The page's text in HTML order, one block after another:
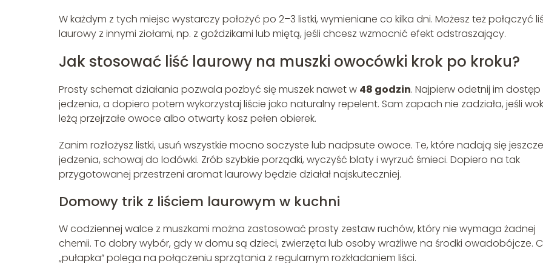
W każdym z tych miejsc wystarczy położyć po 2–3 listki, wymieniane co kilka dni. Możesz też połączyć
laurowy z innymi ziołami, np. z goździkami lub miętą, jeśli chcesz wzmocnić efekt odstraszający.
Jak stosować liść laurowy na muszki owocówki krok po kroku?
Prosty schemat działania pozwala pozbyć się muszek nawet w 48 godzin. Najpierw odetnij im
jedzenia, a dopiero potem wykorzystaj liście jako naturalny repelent. Sam zapach nie zadziała, jeśli
leżą przejrzałe owoce albo otwarty kosz pełen obierek.
Zanim rozłożysz listki, usuń wszystkie mocno soczyste lub nadpsute owoce. Te, które nadają się
jedzenia, schowaj do lodówki. Zrób szybkie porządki, wyczyść blaty i wyrzuć śmieci. Dopiero na tak
przygotowanej przestrzeni aromat laurowy będzie działał najskuteczniej.
Domowy trik z liściem laurowym w kuchni
W codziennej walce z muszkami można zastosować prosty zestaw ruchów, który nie wymaga żadnej
chemii. To dobry wybór, gdy w domu są dzieci, zwierzęta lub osoby wrażliwe na środki owadobójcze.
„pułapka” polega na połączeniu sprzątania z regularnym rozkładaniem liści.